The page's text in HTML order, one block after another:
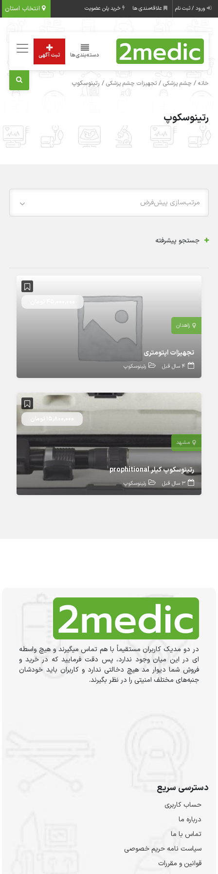
انتخاب استان ورود / ثبت نام علاقه‌مندی ها خرید پلن عضویت
دسته‌بندی‌ها ثبت آگهی
خانه / چشم پزشکی /تجهیزات چشم پزشکی / رتینوسکوپ
رتینوسکوپ
مرتب‌سازی پیش‌فرض
جستجو پیشرفته
زاهدان
تجهیزات اپتومتری
4 سال قبل رتینوسکوپ
مشهد
15,800,000 تومان
رتینوسکوپ کیلر prophitional
3 سال قبل رتینوسکوپ
در دو مدیک کاربران مستقیماً با هم تماس میگیرند و هیچ واسطه
ای در این میان وجود ندارد، پس دقت فرمایید که در خرید و
فروشِ شما دیوار مد هیچ دخالتی ندارد و کاربران باید خودشان
جنبه‌های مختلف امنیتی را در نظر بگیرند.
دسترسی سریع
حساب کاربری
درباره ما
تماس با ما
سیاست نامه حریم خصوصی
قوانین و مقررات